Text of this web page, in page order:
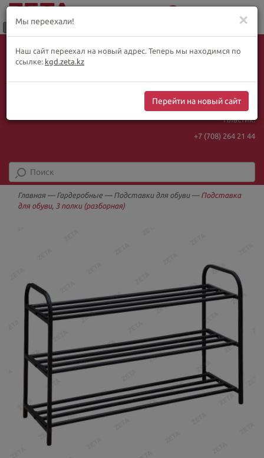
Меню
ҚАЗ
РУС
ENG
+ видеотрансляции:
Интернет-магазин:
+7 (708) 925 56
Пластик:
+7 (708) 264 21 44
Главная — Гардеробные — Подставки для обуви— Подставка
для обуви, 3 полки (разборная)
✕
Мы переехали!
Наш сайт переехал на новый адрес. Теперь мы находимся по
ссылке: kgd.zeta.kz
Перейти на новый сайт